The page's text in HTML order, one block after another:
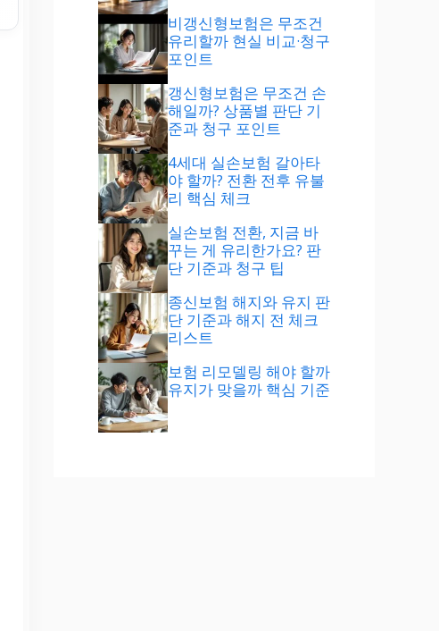
비갱신형보험은 무조건
유리할까 현실 비교·청구
포인트
갱신형보험은 무조건 손
해일까? 상품별 판단 기
준과 청구 포인트
4세대 실손보험 갈아타
야 할까? 전환 전후 유불
리 핵심 체크
실손보험 전환, 지금 바
꾸는 게 유리한가요? 판
단 기준과 청구 팁
종신보험 해지와 유지 판
단 기준과 해지 전 체크
리스트
보험 리모델링 해야 할까
유지가 맞을까 핵심 기준